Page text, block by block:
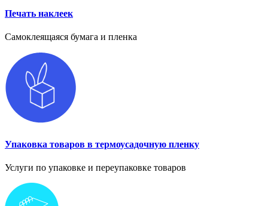
Печать наклеек
Самоклеящаяся бумага и пленка
Упаковка товаров в термоусадочную пленку
Услуги по упаковке и переупаковке товаров